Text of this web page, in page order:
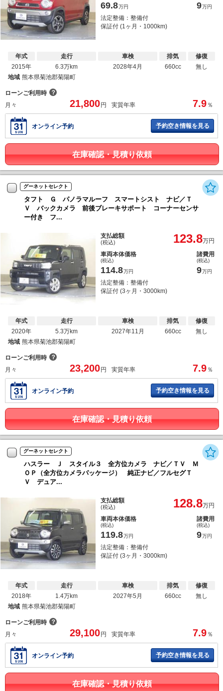
69.8万円 9万円
法定整備：整備付
保証付 (1ヶ月・1000km)
年式
2015年
走行
6.3万km
車検
2028年4月
排気
660cc
修復
無し
地域 熊本県菊池郡菊陽町
ローンご利用時 ？
月々
21,800 円 実質年率 7.9 ％
オンライン予約 予約空き情報を見る
在庫確認・見積り依頼
グーネットセレクト
タフト Ｇ パノラマルーフ スマートシスト ナビ／Ｔ
Ｖ バックカメラ 前後ブレーキサポート コーナーセンサ
ー付き フ...
支払総額
(税込) 123.8万円
車両本体価格
(税込)
114.8万円
諸費用
(税込)
9万円
法定整備：整備付
保証付 (3ヶ月・3000km)
年式
2020年
走行
5.3万km
車検
2027年11月
排気
660cc
修復
無し
地域 熊本県菊池郡菊陽町
ローンご利用時 ？
月々
23,200 円 実質年率 7.9 ％
オンライン予約 予約空き情報を見る
在庫確認・見積り依頼
グーネットセレクト
ハスラー Ｊ スタイル３ 全方位カメラ ナビ／ＴＶ Ｍ
ＯＰ（全方位カメラパッケージ） 純正ナビ／フルセグＴ
Ｖ デュア...
支払総額
(税込) 128.8万円
車両本体価格
(税込)
119.8万円
諸費用
(税込)
9万円
法定整備：整備付
保証付 (3ヶ月・3000km)
年式
2018年
走行
1.4万km
車検
2027年5月
排気
660cc
修復
無し
地域 熊本県菊池郡菊陽町
ローンご利用時 ？
月々
29,100 円 実質年率 7.9 ％
オンライン予約 予約空き情報を見る
在庫確認・見積り依頼